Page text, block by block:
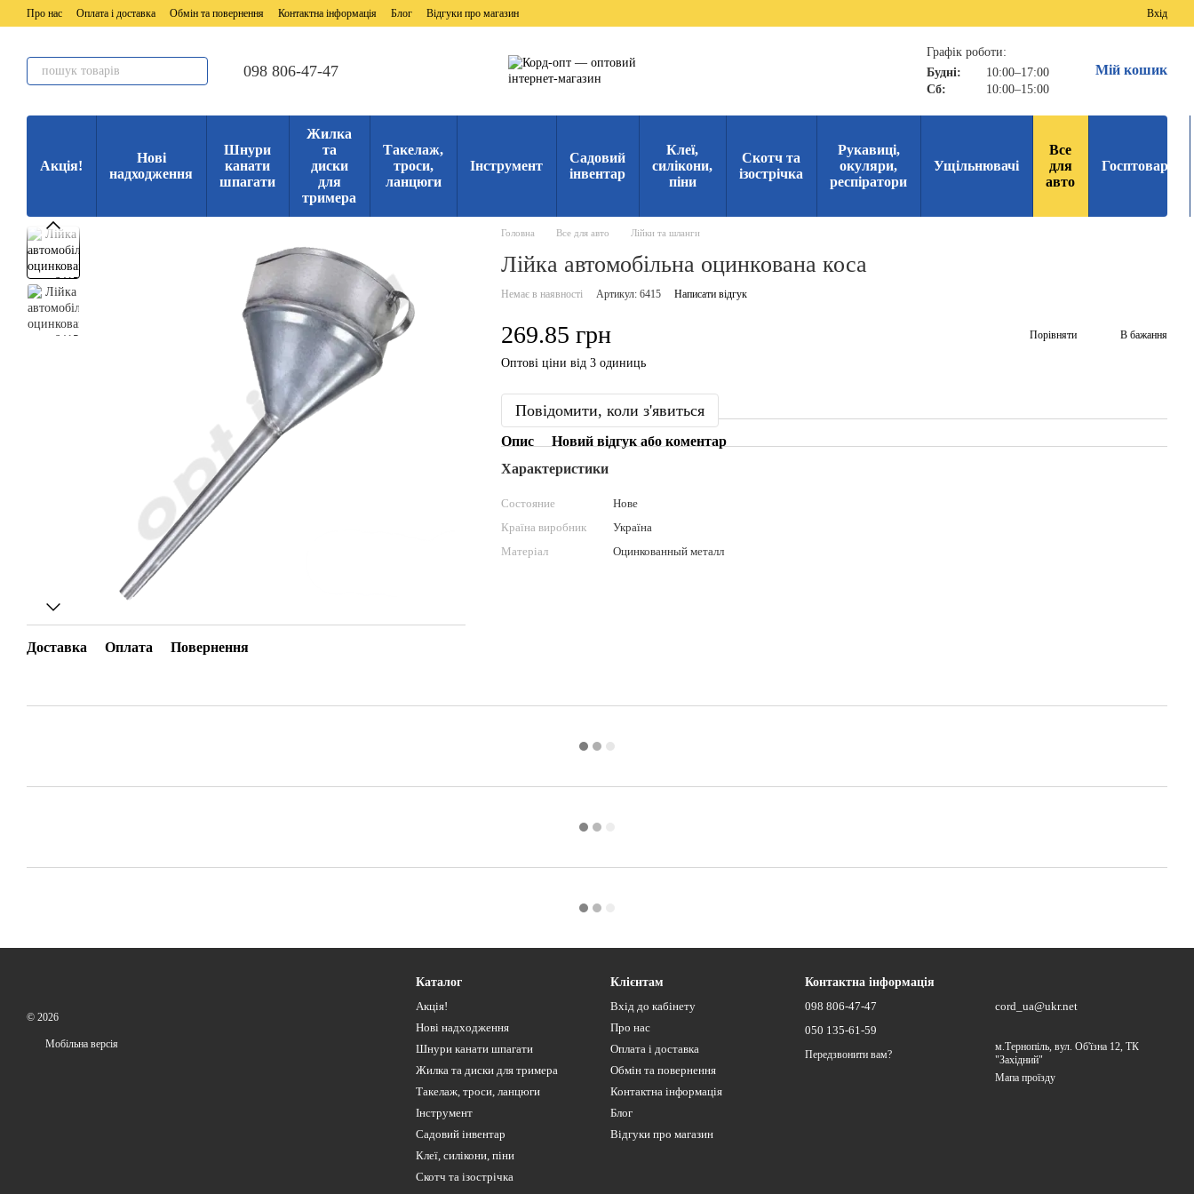
Перейти до основного контенту
Про нас Оплата і доставка Обмін та повернення Контактна інформація Блог Відгуки про магазин Вхід
098 806-47-47
Графік роботи:
Будні:
10:00–17:00
Сб:
10:00–15:00
Мій кошик
Акція!
Нові
надходження
Шнури
канати
шпагати
Жилка
та
диски
для
тримера
Такелаж,
троси,
ланцюги
Інструмент
Садовий
інвентар
Клеї,
силікони,
піни
Скотч та
ізострічка
Рукавиці,
окуляри,
респіратори
Ущільнювачі
Все
для
авто
Госптовари
Доставка Оплата Повернення
Головна Все для авто Лійки та шланги
Лійка автомобільна оцинкована коса
Немає в наявності Артикул: 6415 Написати відгук
269.85 грн Порівняти В бажання
Оптові ціни від 3 одиниць
Повідомити, коли з'явиться
Опис
Новий відгук або коментар
Характеристики
Состояние
Нове
Країна виробник
Україна
Матеріал
Оцинкованный металл
© 2026
Мобільна версія
Каталог
Акція!
Нові надходження
Шнури канати шпагати
Жилка та диски для тримера
Такелаж, троси, ланцюги
Інструмент
Садовий інвентар
Клеї, силікони, піни
Скотч та ізострічка
Клієнтам
Вхід до кабінету
Про нас
Оплата і доставка
Обмін та повернення
Контактна інформація
Блог
Відгуки про магазин
Контактна інформація
098 806-47-47
050 135-61-59
Передзвонити вам?
cord_ua@ukr.net
м.Тернопіль, вул. Об'їзна 12, ТК
"Західний"
Мапа проїзду